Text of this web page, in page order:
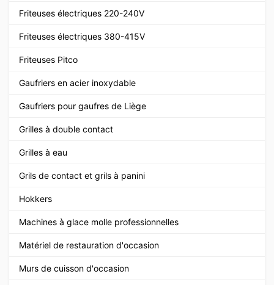
Friteuses électriques 220-240V
Friteuses électriques 380-415V
Friteuses Pitco
Gaufriers en acier inoxydable
Gaufriers pour gaufres de Liège
Grilles à double contact
Grilles à eau
Grils de contact et grils à panini
Hokkers
Machines à glace molle professionnelles
Matériel de restauration d'occasion
Murs de cuisson d'occasion